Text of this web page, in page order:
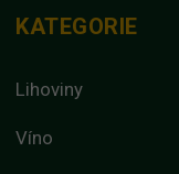
KATEGORIE
Lihoviny
Víno